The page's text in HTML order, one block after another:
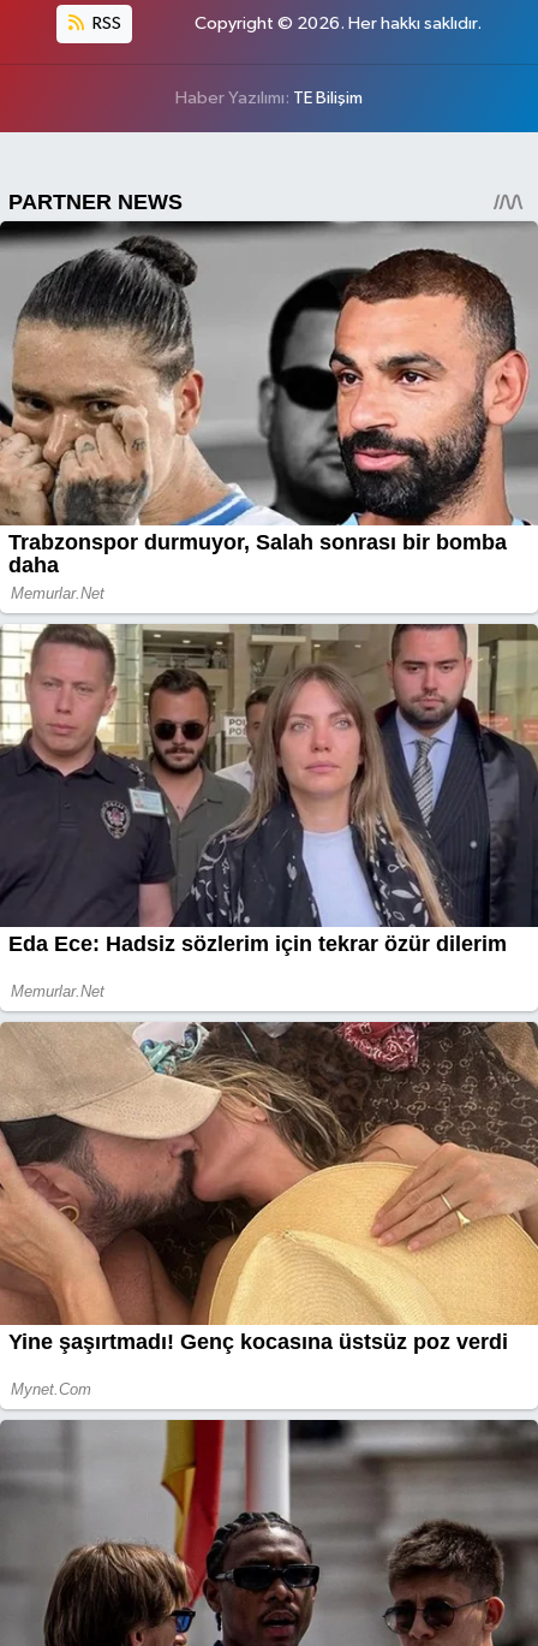
RSS Copyright © 2026. Her hakkı saklıdır.
Haber Yazılımı: TE Bilişim